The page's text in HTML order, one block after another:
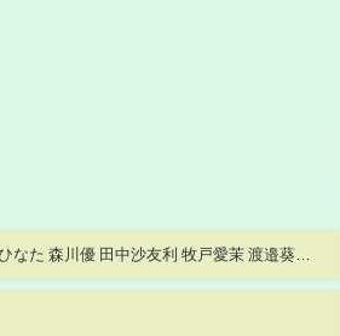
なた 森川優 田中沙友利 牧戸愛茉 渡邉葵心